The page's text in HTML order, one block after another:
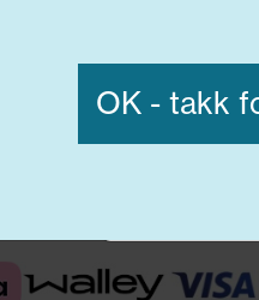
OK - takk